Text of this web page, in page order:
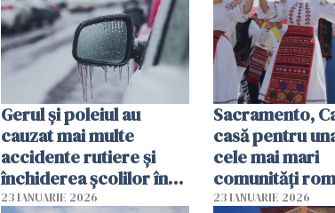
Gerul şi poleiul au
cauzat mai multe
accidente rutiere şi
închiderea şcolilor în
Germania
23 IANUARIE 2026
Sacramento,
casă pentru
cele mai mari
comunități
din SUA
23 IANUARIE 2026